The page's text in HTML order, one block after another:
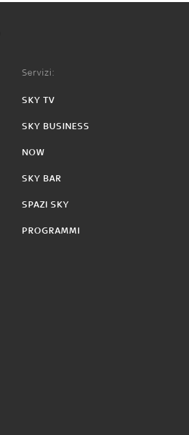
Servizi:
SKY TV
SKY BUSINESS
NOW
SKY BAR
SPAZI SKY
PROGRAMMI